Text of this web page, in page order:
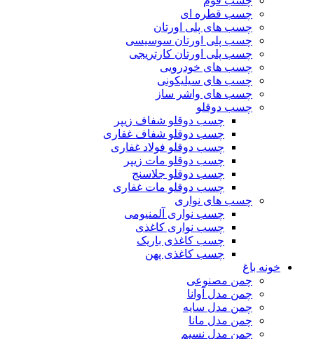
چسب قطره ای
چسب های پلی اورتان
چسب پلی اورتان سوسیسی
چسب پلی اورتان کارتریجی
چسب های خودرویی
چسب های سیلیکونی
چسب های واشر ساز
چسب دوقلو
چسب دوقلو شفاف زیپر
چسب دوقلو شفاف غفاری
چسب دوقلو فولاد غفاری
چسب دوقلو مات زیپر
چسب دوقلو جلاسنج
چسب دوقلو مات غفاری
چسب های نواری
چسب نواری آلمنیومی
چسب نواری کاغذی
چسب کاغذی باریک
چسب کاغذی پهن
خونه باغ
چمن مصنوعی
چمن مدل آوانا
چمن مدل سایه
چمن مدل مانا
چمن مدل نسیم